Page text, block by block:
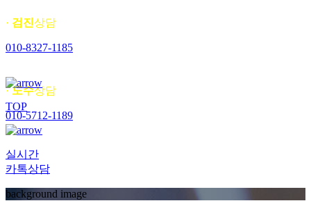
· 검진상담
010-8327-1185
·도수상담
010-5712-1189
TOP
실시간
카톡상담
background image